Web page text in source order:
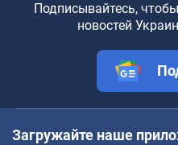
Подписывайтесь,
новостей
Загружайте наше